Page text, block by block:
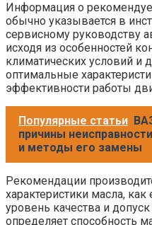
Информация о
обычно указывается в
сервисному руководству
исходя из особенностей
климатических условий и
оптимальные
эффективности работы
Популярные статьи
причины
и методы его замены
Рекомендации
характеристики масла,
уровень качества и
определяет способность